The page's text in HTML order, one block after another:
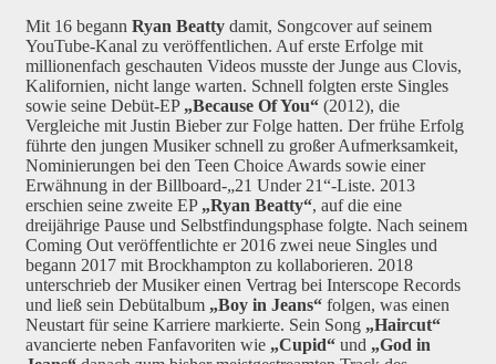
Mit 16 begann Ryan Beatty damit, Songcover auf seinem
YouTube-Kanal zu veröffentlichen. Auf erste Erfolge mit
millionenfach geschauten Videos musste der Junge aus Clovis,
Kalifornien, nicht lange warten. Schnell folgten erste Singles
sowie seine Debüt-EP „Because Of You“ (2012), die
Vergleiche mit Justin Bieber zur Folge hatten. Der frühe Erfolg
führte den jungen Musiker schnell zu großer Aufmerksamkeit,
Nominierungen bei den Teen Choice Awards sowie einer
Erwähnung in der Billboard-„21 Under 21“-Liste. 2013
erschien seine zweite EP „Ryan Beatty“, auf die eine
dreijährige Pause und Selbstfindungsphase folgte. Nach seinem
Coming Out veröffentlichte er 2016 zwei neue Singles und
begann 2017 mit Brockhampton zu kollaborieren. 2018
unterschrieb der Musiker einen Vertrag bei Interscope Records
und ließ sein Debütalbum „Boy in Jeans“ folgen, was einen
Neustart für seine Karriere markierte. Sein Song „Haircut“
avancierte neben Fanfavoriten wie „Cupid“ und „God in